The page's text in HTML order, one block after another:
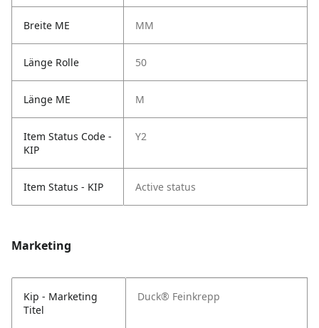
Breite ME MM
Länge Rolle 50
Länge ME M
Item Status Code -
KIP
Y2
Item Status - KIP Active status
Marketing
Kip - Marketing
Titel
Duck® Feinkrepp